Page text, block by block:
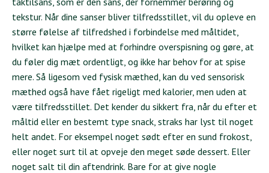
tekstur. Når dine sanser bliver tilfredsstillet, vil du opleve en
større følelse af tilfredshed i forbindelse med måltidet,
hvilket kan hjælpe med at forhindre overspisning og gøre, at
du føler dig mæt ordentligt, og ikke har behov for at spise
mere. Så ligesom ved fysisk mæthed, kan du ved sensorisk
mæthed også have fået rigeligt med kalorier, men uden at
være tilfredsstillet. Det kender du sikkert fra, når du efter et
måltid eller en bestemt type snack, straks har lyst til noget
helt andet. For eksempel noget sødt efter en sund frokost,
eller noget surt til at opveje den meget søde dessert. Eller
noget salt til din aftendrink. Bare for at give nogle